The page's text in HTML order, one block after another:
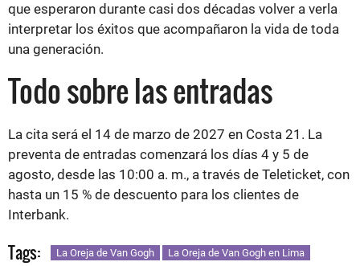
que esperaron durante casi dos décadas volver a verla
interpretar los éxitos que acompañaron la vida de toda
una generación.
Todo sobre las entradas
La cita será el 14 de marzo de 2027 en Costa 21. La
preventa de entradas comenzará los días 4 y 5 de
agosto, desde las 10:00 a. m., a través de Teleticket, con
hasta un 15 % de descuento para los clientes de
Interbank.
Tags: La Oreja de Van Gogh La Oreja de Van Gogh en Lima